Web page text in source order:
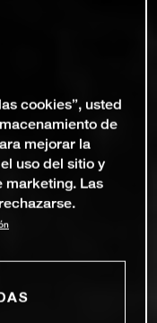
cookies”, usted
de
mejorar la
uso del sitio y
marketing. Las